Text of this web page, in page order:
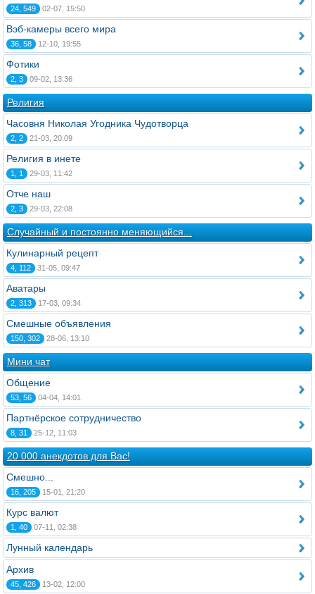
24, 549 02-07, 15:50
Вэб-камеры всего мира
36, 58 12-10, 19:55
Фотики
2, 3 09-02, 13:36
Религия
Часовня Николая Угодника Чудотворца
2, 2 21-03, 20:09
Религия в инете
1, 1 29-03, 11:42
Отче наш
2, 3 29-03, 22:08
Случайный и постоянно меняющийся...
Кулинарный рецепт
4, 112 31-05, 09:47
Аватары
2, 313 17-03, 09:34
Смешные объявления
150, 302 28-06, 13:10
Мини чат
Общение
53, 56 04-04, 14:01
Партнёрское сотрудничество
8, 31 25-12, 11:03
20 000 анекдотов для Вас!
Смешно...
16, 205 15-01, 21:20
Курс валют
1, 40 07-11, 02:38
Лунный календарь
Архив
45, 426 13-02, 12:00